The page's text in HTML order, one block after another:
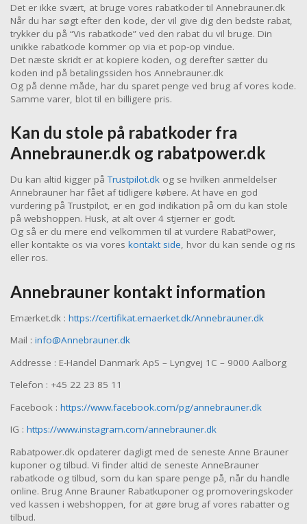
Det er ikke svært, at bruge vores rabatkoder til Annebrauner.dk
Når du har søgt efter den kode, der vil give dig den bedste rabat,
trykker du på “Vis rabatkode” ved den rabat du vil bruge. Din
unikke rabatkode kommer op via et pop-op vindue.
Det næste skridt er at kopiere koden, og derefter sætter du
koden ind på betalingssiden hos Annebrauner.dk
Og på denne måde, har du sparet penge ved brug af vores kode.
Samme varer, blot til en billigere pris.
Kan du stole på rabatkoder fra
Annebrauner.dk og rabatpower.dk
Du kan altid kigger påTrustpilot.dk og se hvilken anmeldelser
Annebrauner har fået af tidligere købere. At have en god
vurdering på Trustpilot, er en god indikation på om du kan stole
på webshoppen. Husk, at alt over 4 stjerner er godt.
Og så er du mere end velkommen til at vurdere RabatPower,
eller kontakte os via vores kontakt side, hvor du kan sende og ris
eller ros.
Annebrauner kontakt information
Emærket.dk : https://certifikat.emaerket.dk/Annebrauner.dk
Mail : info@Annebrauner.dk
Addresse : E-Handel Danmark ApS – Lyngvej 1C – 9000 Aalborg
Telefon : +45 22 23 85 11
Facebook : https://www.facebook.com/pg/annebrauner.dk
IG : https://www.instagram.com/annebrauner.dk
Rabatpower.dk opdaterer dagligt med de seneste Anne Brauner
kuponer og tilbud. Vi finder altid de seneste AnneBrauner
rabatkode og tilbud, som du kan spare penge på, når du handle
online. Brug Anne Brauner Rabatkuponer og promoveringskoder
ved kassen i webshoppen, for at gøre brug af vores rabatter og
tilbud.